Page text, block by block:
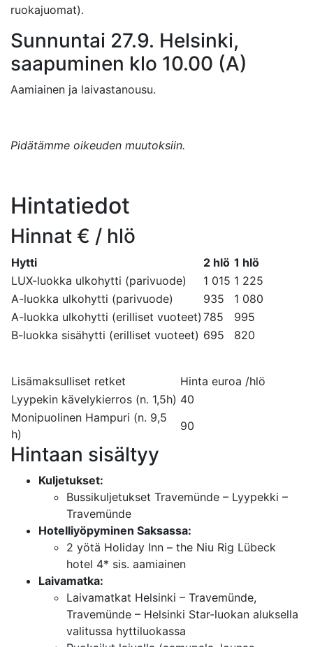
ruokajuomat).
Sunnuntai 27.9. Helsinki,
saapuminen klo 10.00 (A)
Aamiainen ja laivastanousu.
Pidätämme oikeuden muutoksiin.
Hintatiedot
Hinnat € / hlö
Hytti 2 hlö 1 hlö
LUX-luokka ulkohytti (parivuode)
1 015 1 225
A-luokka ulkohytti (parivuode)
935
1 080
A-luokka ulkohytti (erilliset vuoteet) 785
995
B-luokka sisähytti (erilliset vuoteet) 695 820
Lisämaksulliset retket
Hinta euroa /hlö
Lyypekin kävelykierros (n. 1,5h) 40
Monipuolinen Hampuri (n. 9,5
h)
90
Hintaan sisältyy
Kuljetukset:
Bussikuljetukset Travemünde – Lyypekki –
Travemünde
Hotelliyöpyminen Saksassa:
2 yötä Holiday Inn – the Niu Rig Lübeck
hotel 4* sis. aamiainen
Laivamatka:
Laivamatkat Helsinki – Travemünde,
Travemünde – Helsinki Star-luokan aluksella
valitussa hyttiluokassa